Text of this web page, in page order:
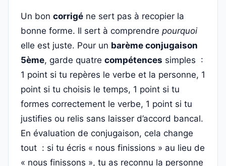
Un bon corrigé ne sert pas à recopier la
bonne forme. Il sert à comprendre pourquoi
elle est juste. Pour un barème conjugaison
5ème, garde quatre compétences simples :
1 point si tu repères le verbe et la personne, 1
point si tu choisis le temps, 1 point si tu
formes correctement le verbe, 1 point si tu
justifies ou relis sans laisser d’accord bancal.
En évaluation de conjugaison, cela change
tout : si tu écris « nous finissions » au lieu de
« nous finissons », tu as reconnu la personne